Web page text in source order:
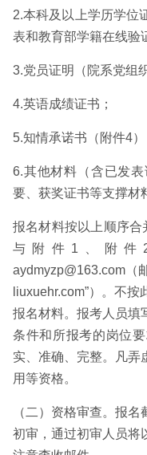
2.本科及以上学历学位
表和教育部学籍在线验
3.党员证明（院系党组
4.英语成绩证书；
5.知情承诺书（附件4）
6.其他材料（含已发
要、获奖证书等支撑材
报名材料按以上顺序合
与附件1、附件
aydmyzp@163.com（
liuxuehr.com”）。不
报名材料。报考人员填
条件和所报考的岗位
实、准确、完整。凡弄
用等资格。
（二）资格审查。报
初审，通过初审人员将